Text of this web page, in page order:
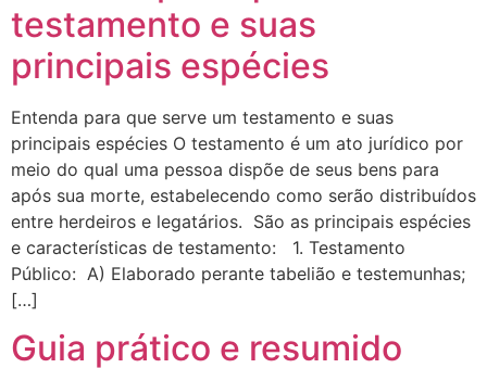
testamento e suas
principais espécies
Entenda para que serve um testamento e suas
principais espécies O testamento é um ato jurídico por
meio do qual uma pessoa dispõe de seus bens para
após sua morte, estabelecendo como serão distribuídos
entre herdeiros e legatários. São as principais espécies
e características de testamento: 1. Testamento
Público: A) Elaborado perante tabelião e testemunhas;
[…]
Guia prático e resumido